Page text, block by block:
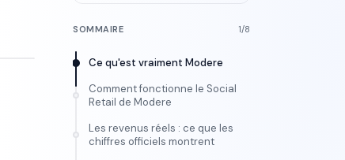
SOMMAIRE 1/8
Ce qu'est vraiment Modere
Comment fonctionne le Social
Retail de Modere
Les revenus réels : ce que les
chiffres officiels montrent